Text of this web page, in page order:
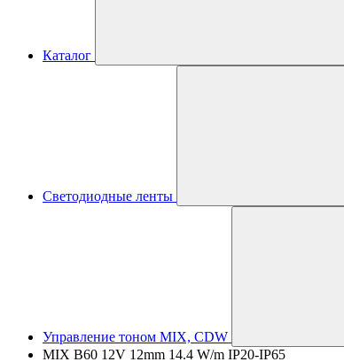
Каталог
Светодиодные ленты
Управление тоном MIX, CDW
MIX B60 12V 12mm 14.4 W/m IP20-IP65